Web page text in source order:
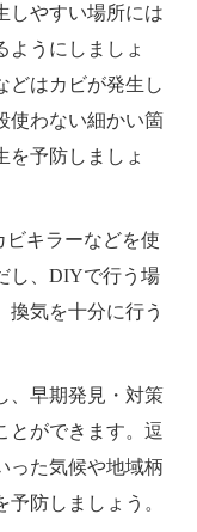
しやすい場所には
ようにしましょ
どはカビが発生し
使わない細かい箇
を予防しましょ
キラーなどを使
し、DIYで行う場
換気を十分に行う
、早期発見・対策
とができます。逗
った気候や地域柄
防しましょう。